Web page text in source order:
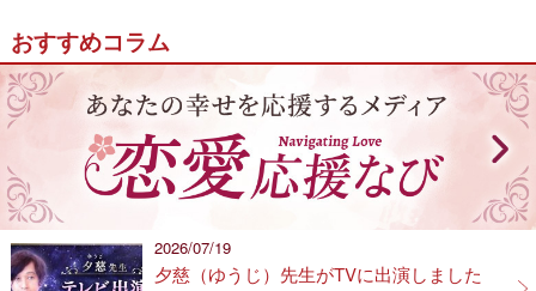
おすすめコラム
2026/07/19
夕慈（ゆうじ）先生がTVに出演しました